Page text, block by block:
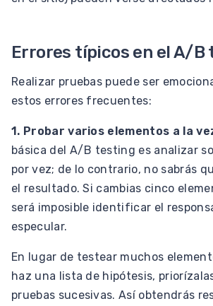
Errores típicos en el A/B
Realizar pruebas puede ser
estos errores frecuentes:
1. Probar varios elementos a la
básica del A/B testing es analizar
por vez; de lo contrario, no sabrás
el resultado. Si cambias cinco
será imposible identificar el
especular.
En lugar de testear muchos
haz una lista de hipótesis,
pruebas sucesivas. Así obtendrás